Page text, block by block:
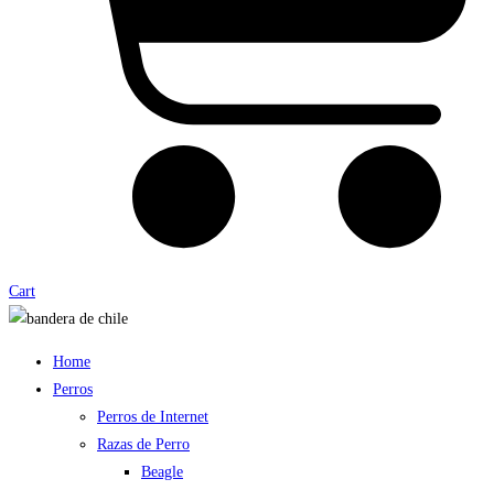
Cart
Home
Perros
Perros de Internet
Razas de Perro
Beagle